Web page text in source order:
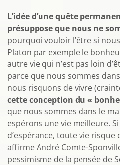
L’idée d’une quête
présuppose que nous ne
pourquoi vouloir l’être si
Platon par exemple le
autre vie qui n’est pas loin
parce que nous sommes
nous risquons de vivre
cette conception du «
que nous sommes dans le
espérons une vie meilleure.
d’espérance, toute vie risque
affirme André Comte-
pessimisme de la pensée de